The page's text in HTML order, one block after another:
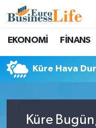
EKONOMİ FİNANS
Küre Hava
Küre
Nöbetçi
Hava Durumu
Trafik Durumu